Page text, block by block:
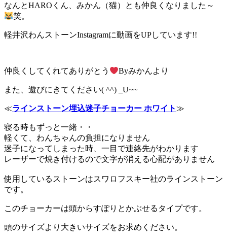
なんとHAROくん、みかん（猫）とも仲良くなりました～
笑。
軽井沢わんストーンInstagramに動画をUPしています!!
仲良くしてくれてありがとう Byみかんより
また、遊びにきてください( ^^) _U~~
≪ラインストーン埋込迷子チョーカー ホワイト≫
寝る時もずっと一緒・・
軽くて、わんちゃんの負担になりません
迷子になってしまった時、一目で連絡先がわかります
レーザーで焼き付けるので文字が消える心配がありません
使用しているストーンはスワロフスキー社のラインストーン
です。
このチョーカーは頭からすぽりとかぶせるタイプです。
頭のサイズより大きいサイズをお求めください。